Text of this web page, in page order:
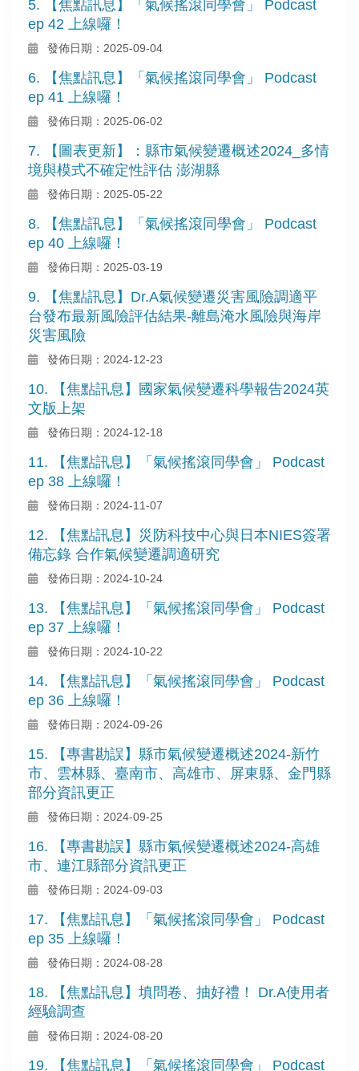
5. 【焦點訊息】「氣候搖滾同學會」 Podcast
ep 42 上線囉！
發佈日期：2025-09-04
6. 【焦點訊息】「氣候搖滾同學會」 Podcast
ep 41 上線囉！
發佈日期：2025-06-02
7. 【圖表更新】：縣市氣候變遷概述2024_多情
境與模式不確定性評估 澎湖縣
發佈日期：2025-05-22
8. 【焦點訊息】「氣候搖滾同學會」 Podcast
ep 40 上線囉！
發佈日期：2025-03-19
9. 【焦點訊息】Dr.A氣候變遷災害風險調適平
台發布最新風險評估結果-離島淹水風險與海岸
災害風險
發佈日期：2024-12-23
10. 【焦點訊息】國家氣候變遷科學報告2024英
文版上架
發佈日期：2024-12-18
11. 【焦點訊息】「氣候搖滾同學會」 Podcast
ep 38 上線囉！
發佈日期：2024-11-07
12. 【焦點訊息】災防科技中心與日本NIES簽署
備忘錄 合作氣候變遷調適研究
發佈日期：2024-10-24
13. 【焦點訊息】「氣候搖滾同學會」 Podcast
ep 37 上線囉！
發佈日期：2024-10-22
14. 【焦點訊息】「氣候搖滾同學會」 Podcast
ep 36 上線囉！
發佈日期：2024-09-26
15. 【專書勘誤】縣市氣候變遷概述2024-新竹
市、雲林縣、臺南市、高雄市、屏東縣、金門縣
部分資訊更正
發佈日期：2024-09-25
16. 【專書勘誤】縣市氣候變遷概述2024-高雄
市、連江縣部分資訊更正
發佈日期：2024-09-03
17. 【焦點訊息】「氣候搖滾同學會」 Podcast
ep 35 上線囉！
發佈日期：2024-08-28
18. 【焦點訊息】填問卷、抽好禮！ Dr.A使用者
經驗調查
發佈日期：2024-08-20
19. 【焦點訊息】「氣候搖滾同學會」 Podcast